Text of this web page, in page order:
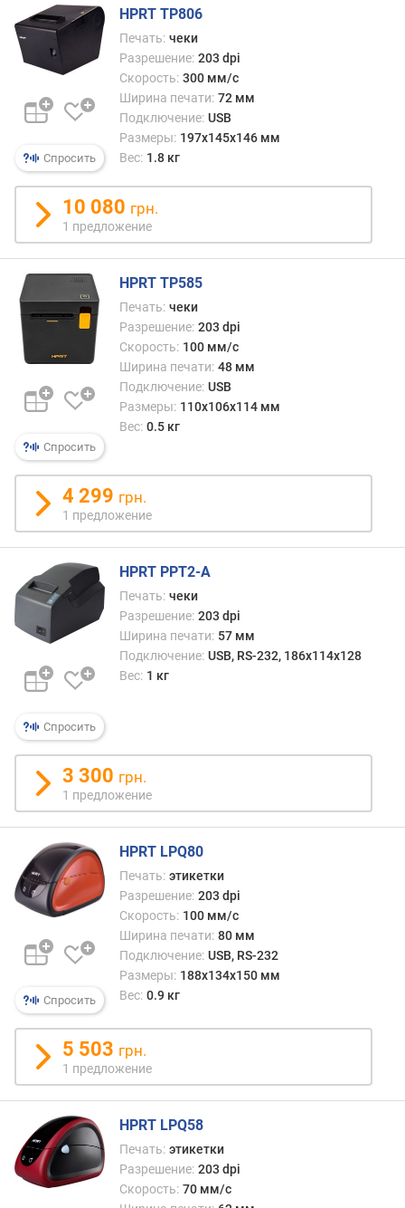
г
и
м
т
д
р
и
к
д
ш
м
о
о
з
м
о
а
т
д
а
л
е
и
я
п
о
о
л
и
ч
е
с
в
у
п
р
Спросить
HPRT TP806
Печать: чеки
Разрешение: 203 dpi
Скорость: 300 мм/с
Ширина печати: 72 мм
Подключение: USB
Размеры: 197x145x146 мм
Вес: 1.8 кг
10 080 грн.
1 предложение
Спросить
HPRT TP585
Печать: чеки
Разрешение: 203 dpi
Скорость: 100 мм/с
Ширина печати: 48 мм
Подключение: USB
Размеры: 110x106x114 мм
Вес: 0.5 кг
4 299 грн.
1 предложение
Спросить
HPRT PPT2-A
Печать: чеки
Разрешение: 203 dpi
Ширина печати: 57 мм
Подключение: USB, RS-232, 186x114x128
Вес: 1 кг
3 300 грн.
1 предложение
Спросить
HPRT LPQ80
Печать: этикетки
Разрешение: 203 dpi
Скорость: 100 мм/с
Ширина печати: 80 мм
Подключение: USB, RS-232
Размеры: 188x134x150 мм
Вес: 0.9 кг
5 503 грн.
1 предложение
HPRT LPQ58
Печать: этикетки
Разрешение: 203 dpi
Скорость: 70 мм/с